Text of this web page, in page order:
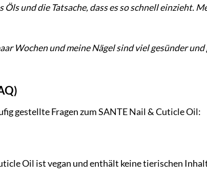
Öls und die Tatsache, dass es so schnell einzieht.
Wochen und meine Nägel sind viel gesünder
gestellte Fragen zum SANTE Nail & Cuticle Oil:
Oil ist vegan und enthält keine tierischen